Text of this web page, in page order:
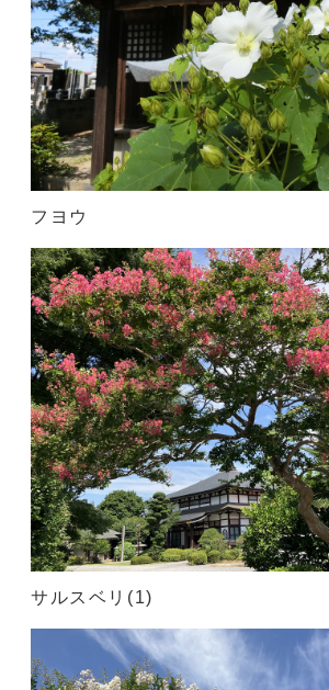
フヨウ
サルスベリ(1)